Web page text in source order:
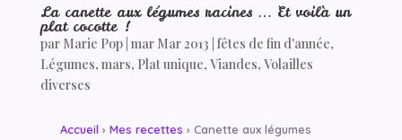
La canette aux légumes racines … Et voilà un
plat cocotte !
par Marie Pop| mar Mar 2013 fêtes de fin d'année,
Légumes, mars, Plat unique, Viandes, Volailles
diverses
Accueil › Mes recettes › Canette aux légumes